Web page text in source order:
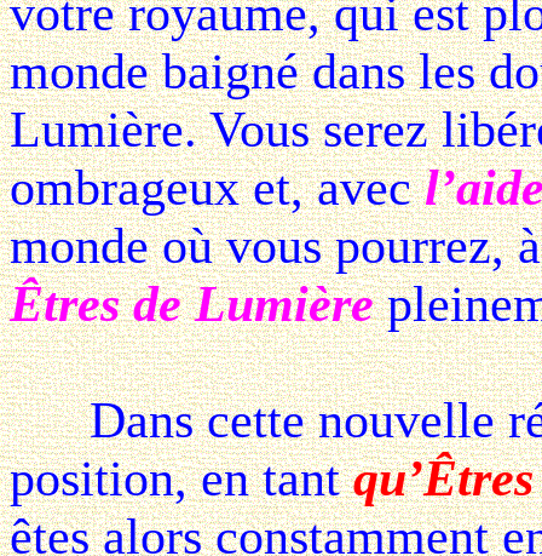
votre royaume, qui est
monde baigné dans les
Lumière. Vous serez
ombrageux et, avec
monde où vous pourrez,
Êtres de Lumière
Dans cette nouvelle
position, en tant
êtes alors constamment